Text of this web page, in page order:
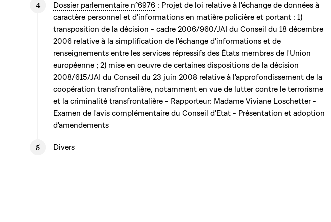
Dossier parlementaire n°6976 : Projet de loi relative à l'échange de données à
caractère personnel et d'informations en matière policière et portant : 1)
transposition de la décision - cadre 2006/960/JAI du Conseil du 18 décembre
2006 relative à la simplification de l'échange d'informations et de
renseignements entre les services répressifs des États membres de l'Union
européenne ; 2) mise en oeuvre de certaines dispositions de la décision
2008/615/JAI du Conseil du 23 juin 2008 relative à l'approfondissement de la
coopération transfrontalière, notamment en vue de lutter contre le terrorisme
et la criminalité transfrontalière - Rapporteur: Madame Viviane Loschetter -
Examen de l'avis complémentaire du Conseil d'Etat - Présentation et adoption
d'amendements
Divers